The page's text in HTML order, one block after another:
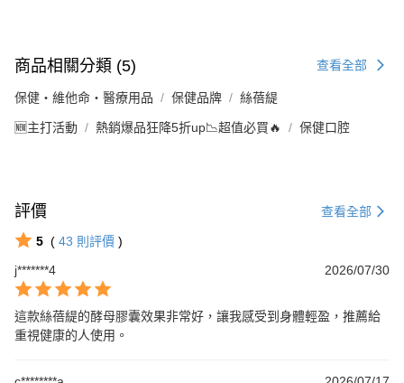
商品相關分類 (5) 查看全部
保健・維他命・醫療用品 保健品牌 絲蓓緹
🆕主打活動 熱銷爆品狂降5折up📉超值必買🔥 保健口腔
評價 查看全部
5 ( 43 則評價 )
j*******4
2026/07/30
這款絲蓓緹的酵母膠囊效果非常好，讓我感受到身體輕盈，推薦給
重視健康的人使用。